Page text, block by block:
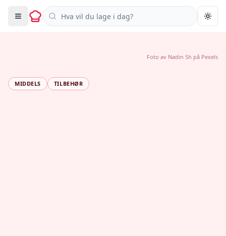
Søk i oppskrifter
MIDDELS TILBEHØR
Foto av Nadin Sh på Pexels